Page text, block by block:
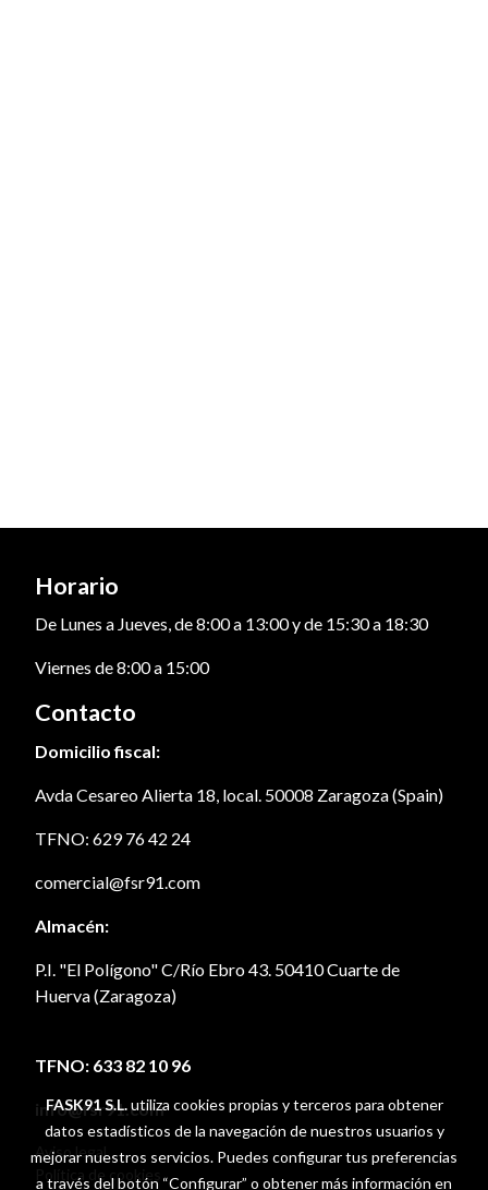
Horario
De Lunes a Jueves, de 8:00 a 13:00 y de 15:30 a 18:30
Viernes de 8:00 a 15:00
Contacto
Domicilio fiscal:
Avda Cesareo Alierta 18, local. 50008 Zaragoza (Spain)
TFNO: 629 76 42 24
comercial@fsr91.com
Almacén:
P.I. "El Polígono" C/Río Ebro 43. 50410 Cuarte de
Huerva (Zaragoza)
TFNO: 633 82 10 96
info@fsr91.com
Aviso legal
Política de cookies
FASK91 S.L.utiliza cookies propias y terceros para obtener
datos estadísticos de la navegación de nuestros usuarios y
mejorar nuestros servicios. Puedes configurar tus preferencias
a través del botón “Configurar” o obtener más información en